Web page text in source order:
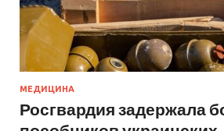
МЕДИЦИНА
Росгвардия задержала